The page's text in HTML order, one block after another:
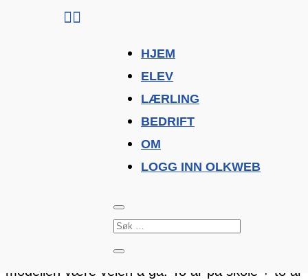

HJEM
ELEV
LÆRLING
BEDRIFT
OM
LOGG INN OLKWEB
19. februar 2025| Nyheter
Ny mulighet for deg som vil lære et yrke – og
Har du lyst til å jobbe praktisk og skaffe deg et
ettertraktet fagbrev? Da kan OKNN 2+2-
modellen være veien å gå: To år på skole + to år